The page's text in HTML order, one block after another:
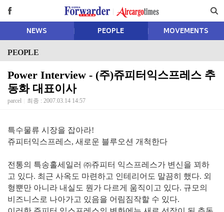
NEWS PEOPLE MOVEMENTS
PEOPLE
Power Interview - (주)쥬피터익스프레스 추
동화 대표이사
parcel 최종 : 2007.03.14 14:57
특수물류 시장을 잡아라!
쥬피터익스프레스, 새로운 블루오션 개척한다
전통의 특송홀세일러 ㈜쥬피터 익스프레스가 변신을 꾀하
고 있다. 최근 사옥도 마련하고 인테리어도 말끔히 했다. 외
형뿐만 아니라 내실도 뭔가 다르게 움직이고 있다. 규모의
비즈니스로 나아가고 있음을 어림짐작할 수 있다.